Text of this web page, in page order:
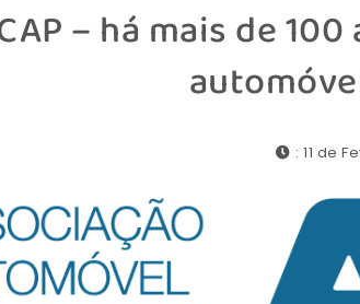
– há mais de
: 11 de